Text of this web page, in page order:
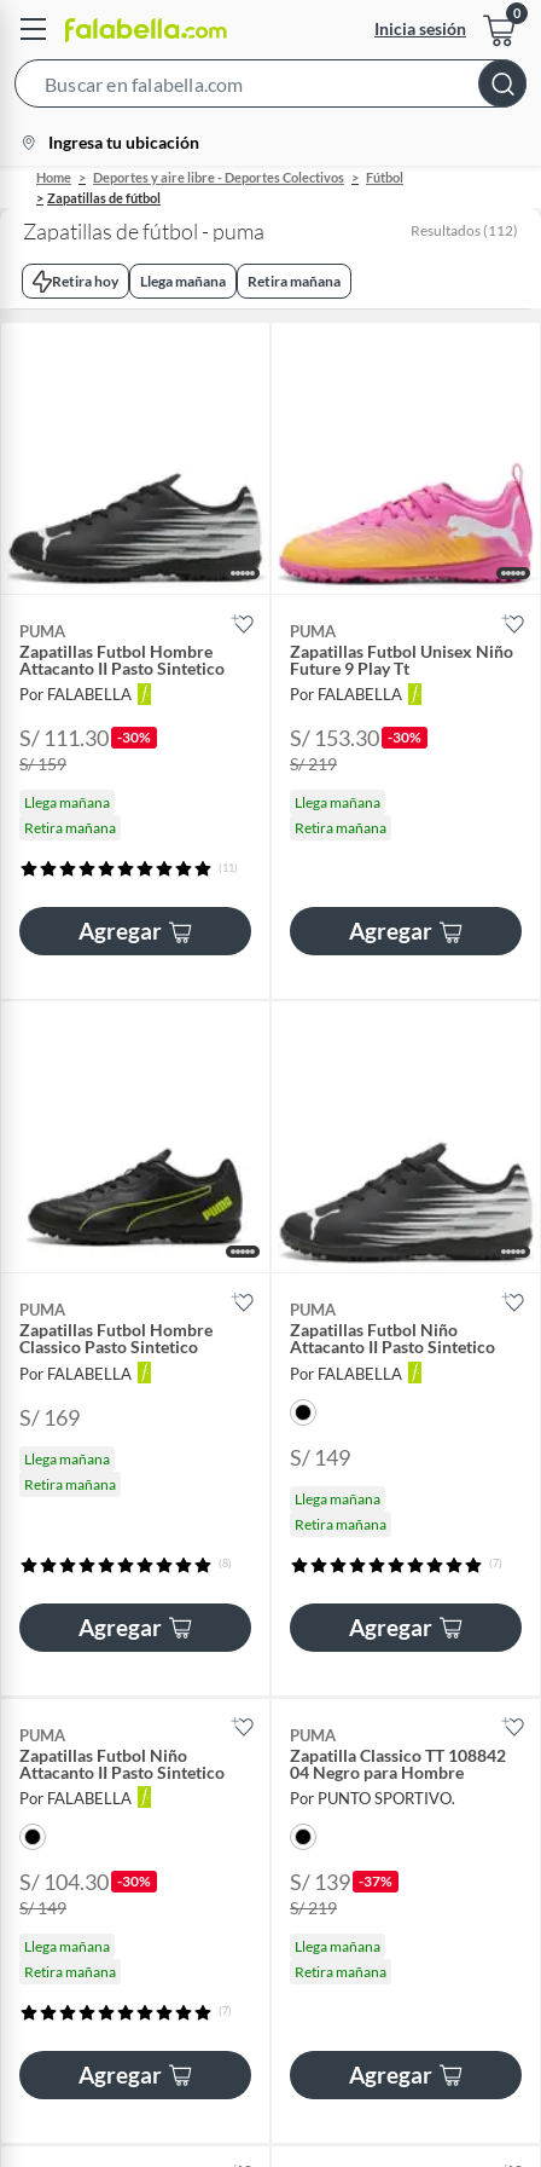
Inicia sesión
Bar
location-
icon
Ingresa tu ubicación
Home Deportes y aire libre - Deportes Colectivos
Fútbol
Zapatillas de fútbol
Zapatillas de fútbol - puma Resultados (112)
Retira hoy Llega mañana Retira mañana
PUMA
Zapatillas Futbol Hombre
Attacanto II Pasto Sintetico
Por FALABELLA
S/ 111.30 -30%
S/ 159
Llega mañana
Retira mañana
(11)
Agregar
PUMA
Zapatillas Futbol Unisex Niño
Future 9 Play Tt
Por FALABELLA
S/ 153.30 -30%
S/ 219
Llega mañana
Retira mañana
Agregar
PUMA
Zapatillas Futbol Hombre
Classico Pasto Sintetico
Por FALABELLA
S/ 169
Llega mañana
Retira mañana
(8)
Agregar
PUMA
Zapatillas Futbol Niño
Attacanto II Pasto Sintetico
Por FALABELLA
S/ 149
Llega mañana
Retira mañana
(7)
Agregar
PUMA
Zapatillas Futbol Niño
Attacanto II Pasto Sintetico
Por FALABELLA
S/ 104.30 -30%
S/ 149
Llega mañana
Retira mañana
(7)
Agregar
PUMA
Zapatilla Classico TT 108842
04 Negro para Hombre
Por PUNTO SPORTIVO.
S/ 139 -37%
S/ 219
Llega mañana
Retira mañana
Agregar